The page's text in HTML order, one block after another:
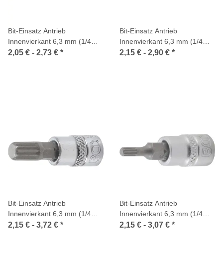
Bit-Einsatz Antrieb
Innenvierkant 6,3 mm (1/4
Zoll) Innensechskant
2,05 € - 2,73 € *
Bit-Einsatz Antrieb
Innenvierkant 6,3 mm (1/4
Zoll) Innensechskant mit
2,15 € - 2,90 € *
Bit-Einsatz Antrieb
Innenvierkant 6,3 mm (1/4
Zoll) Innenvielzahn (für XZN)
2,15 € - 3,72 € *
Bit-Einsatz Antrieb
Innenvierkant 6,3 mm (1/4
Zoll) Innenvielzahn (für XZN)
2,15 € - 3,07 € *